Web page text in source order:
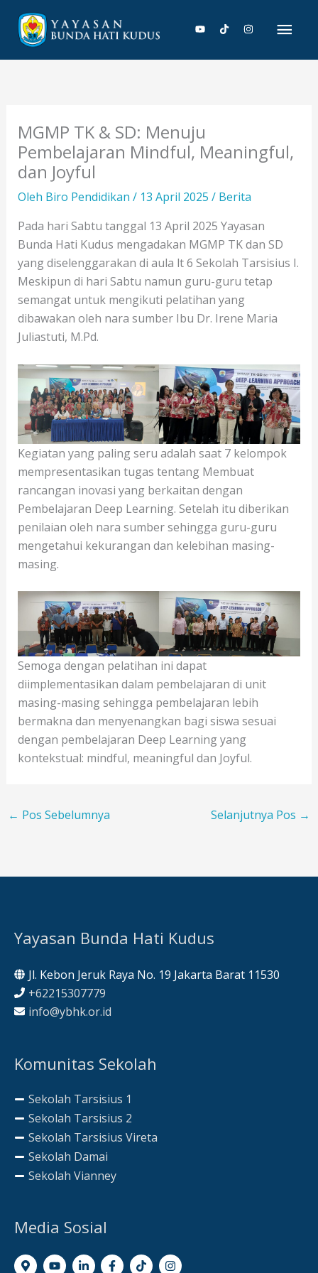
konten
MGMP TK & SD: Menuju
Pembelajaran Mindful, Meaningful,
dan Joyful
Oleh Biro Pendidikan / 13 April 2025 / Berita
Pada hari Sabtu tanggal 13 April 2025 Yayasan
Bunda Hati Kudus mengadakan MGMP TK dan SD
yang diselenggarakan di aula lt 6 Sekolah Tarsisius I.
Meskipun di hari Sabtu namun guru-guru tetap
semangat untuk mengikuti pelatihan yang
dibawakan oleh nara sumber Ibu Dr. Irene Maria
Juliastuti, M.Pd.
Kegiatan yang paling seru adalah saat 7 kelompok
mempresentasikan tugas tentang Membuat
rancangan inovasi yang berkaitan dengan
Pembelajaran Deep Learning. Setelah itu diberikan
penilaian oleh nara sumber sehingga guru-guru
mengetahui kekurangan dan kelebihan masing-
masing.
Semoga dengan pelatihan ini dapat
diimplementasikan dalam pembelajaran di unit
masing-masing sehingga pembelajaran lebih
bermakna dan menyenangkan bagi siswa sesuai
dengan pembelajaran Deep Learning yang
kontekstual: mindful, meaningful dan Joyful.
← Pos Sebelumnya Selanjutnya Pos →
Yayasan Bunda Hati Kudus
Jl. Kebon Jeruk Raya No. 19 Jakarta Barat 11530
+62215307779
info@ybhk.or.id
Komunitas Sekolah
Sekolah Tarsisius 1
Sekolah Tarsisius 2
Sekolah Tarsisius Vireta
Sekolah Damai
Sekolah Vianney
Media Sosial